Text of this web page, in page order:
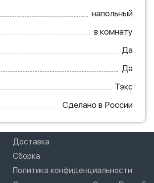
напольный
в комнату
Да
Да
Тэкс
Сделано в России
Доставка
Сборка
Политика конфиденциальности